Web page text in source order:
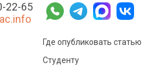
22-65
Где опубликовать статью
Студенту